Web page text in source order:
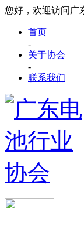
您好，欢迎访问广
首页
-
关于协会
-
联系我们